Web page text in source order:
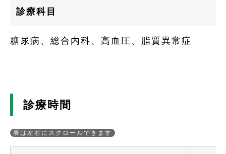
診療科目
糖尿病、総合内科、高血圧、脂質異常症
診療時間